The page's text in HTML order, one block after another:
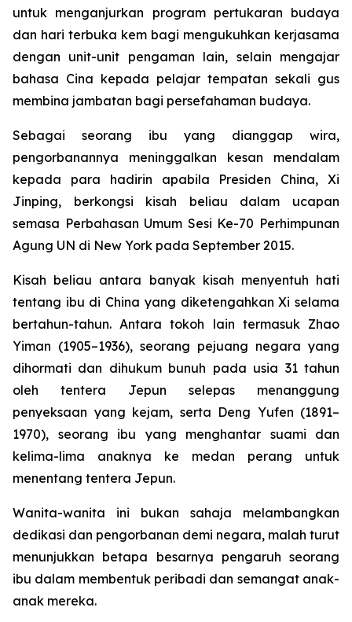
untuk menganjurkan program pertukaran budaya
dan hari terbuka kem bagi mengukuhkan kerjasama
dengan unit-unit pengaman lain, selain mengajar
bahasa Cina kepada pelajar tempatan sekali gus
membina jambatan bagi persefahaman budaya.
Sebagai seorang ibu yang dianggap wira,
pengorbanannya meninggalkan kesan mendalam
kepada para hadirin apabila Presiden China, Xi
Jinping, berkongsi kisah beliau dalam ucapan
semasa Perbahasan Umum Sesi Ke-70 Perhimpunan
Agung UN di New York pada September 2015.
Kisah beliau antara banyak kisah menyentuh hati
tentang ibu di China yang diketengahkan Xi selama
bertahun-tahun. Antara tokoh lain termasuk Zhao
Yiman (1905–1936), seorang pejuang negara yang
dihormati dan dihukum bunuh pada usia 31 tahun
oleh tentera Jepun selepas menanggung
penyeksaan yang kejam, serta Deng Yufen (1891–
1970), seorang ibu yang menghantar suami dan
kelima-lima anaknya ke medan perang untuk
menentang tentera Jepun.
Wanita-wanita ini bukan sahaja melambangkan
dedikasi dan pengorbanan demi negara, malah turut
menunjukkan betapa besarnya pengaruh seorang
ibu dalam membentuk peribadi dan semangat anak-
anak mereka.